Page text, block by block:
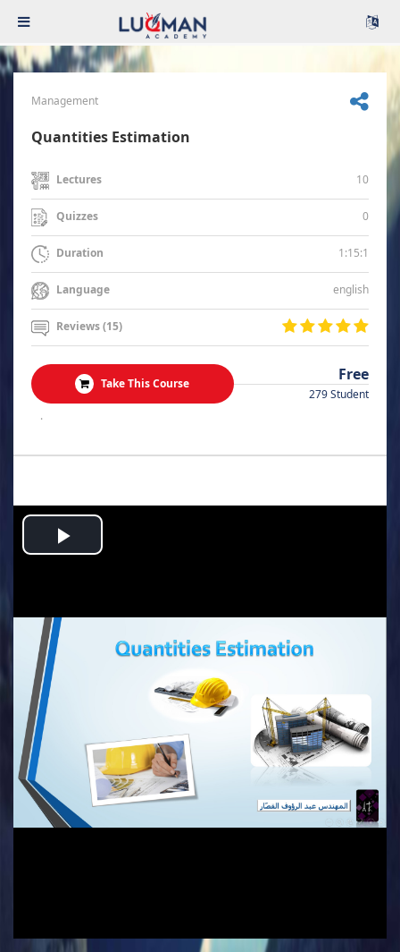
Management
Quantities Estimation
Lectures 10
Quizzes 0
Duration 1:15:1
Language english
Reviews (15)
Take This Course Free
279 Student
.
Play